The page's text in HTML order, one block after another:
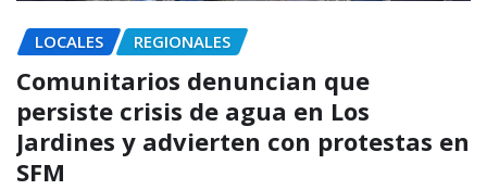
LOCALES REGIONALES
Comunitarios denuncian que
persiste crisis de agua en Los
Jardines y advierten con protestas en
SFM